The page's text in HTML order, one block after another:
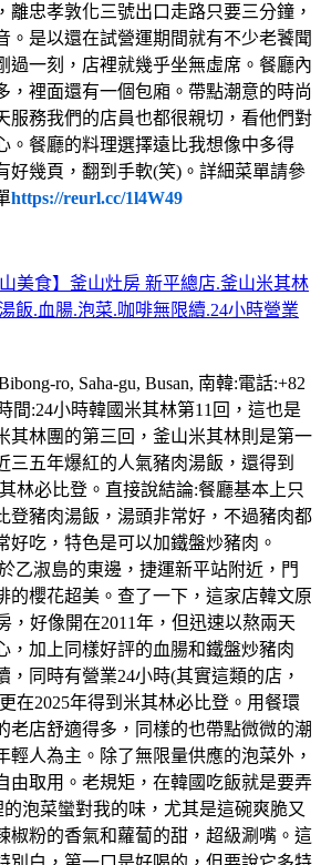
離忠孝敦化三號出口走路只要三分鐘，
。是以還在試營運期間就有不少老饕聞
過一刻，店裡就幾乎坐無虛席。餐廳內
，裡面還有一個包廂。帶點潮意的時尚
服務我們的店員也都很親切，看他們對
。餐廳的料理選擇遠比我想像中多得
好幾頁，翻到手軟(笑)。詳細菜單請參
https://reurl.cc/1l4W49
美食】釜山灶房 新平總店.釜山米其林
飯.血腸.泡菜.咖啡無限續.24小時營業
ro, Saha-gu, Busan, 南韓:電話:+82
間:24小時韓國米其林第11回，這也是
其林團的第三回，釜山米其林則是第一
三五年爆紅的人氣豬肉湯飯，還得到
林必比登。直接說結論:餐廳基本上只
登豬肉湯飯，湯頭非常好，不過豬肉都
好吃，特色是可以加鐵盤炒豬肉。
乙淑島的東邊，捷運新平站附近，門
的櫻花超美。查了一下，這家店韓文原
，好像開在2011年，但迅速以熬兩天
，加上同樣好評的血腸和鐵盤炒豬肉
，同時有營業24小時(其實這類的店，
在2025年得到米其林必比登。用餐環
老店舒適得多，同樣的也帶點微微的潮
輕人為主。除了無限量供應的泡菜外，
由取用。老規矩，在韓國吃飯就是要弄
泡菜蠻對我的味，尤其是這碗爽脆又
椒粉的香氣和蘿蔔的甜，超級涮嘴。這